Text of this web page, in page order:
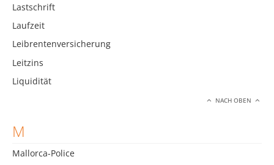
Lastschrift
Laufzeit
Leibrentenversicherung
Leitzins
Liquidität
NACH OBEN
M
Mallorca-Police